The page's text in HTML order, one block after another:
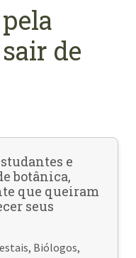
de
e
botânica,
que queiram
seus
Biólogos,